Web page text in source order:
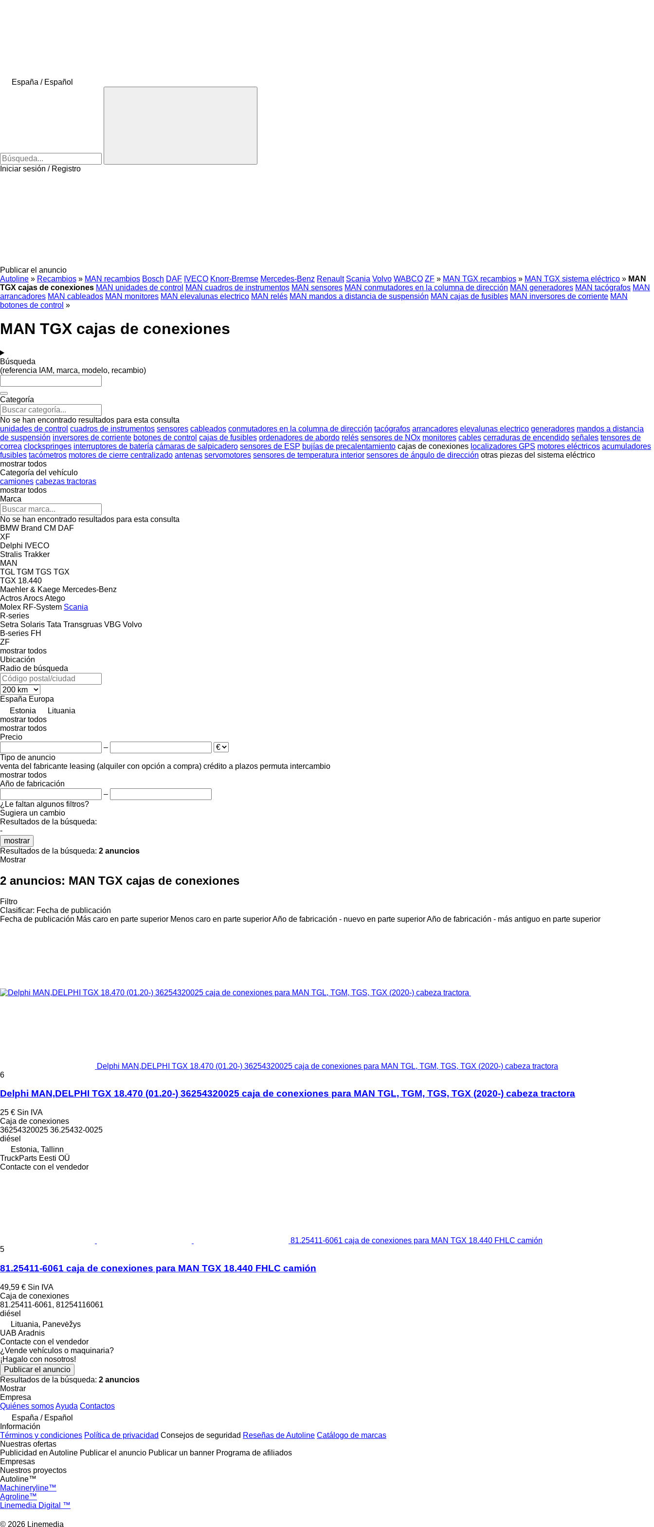
España / Español
Iniciar sesión / Registro
Publicar el anuncio
Autoline » Recambios » MAN recambios Bosch DAF IVECO Knorr-Bremse Mercedes-Benz Renault Scania Volvo WABCO ZF » MAN TGX recambios » MAN TGX sistema eléctrico » MAN
TGX cajas de conexiones MAN unidades de control MAN cuadros de instrumentos MAN sensores MAN conmutadores en la columna de dirección MAN generadores MAN tacógrafos MAN
arrancadores MAN cableados MAN monitores MAN elevalunas electrico MAN relés MAN mandos a distancia de suspensión MAN cajas de fusibles MAN inversores de corriente MAN
botones de control »
MAN TGX cajas de conexiones
Búsqueda
(referencia IAM, marca, modelo, recambio)
Categoría
No se han encontrado resultados para esta consulta
unidades de control cuadros de instrumentos sensores cableados conmutadores en la columna de dirección tacógrafos arrancadores elevalunas electrico generadores mandos a distancia
de suspensión inversores de corriente botones de control cajas de fusibles ordenadores de abordo relés sensores de NOx monitores cables cerraduras de encendido señales tensores de
correa clockspringes interruptores de batería cámaras de salpicadero sensores de ESP bujías de precalentamiento cajas de conexiones localizadores GPS motores eléctricos acumuladores
fusibles tacómetros motores de cierre centralizado antenas servomotores sensores de temperatura interior sensores de ángulo de dirección otras piezas del sistema eléctrico
mostrar todos
Categoría del vehículo
camiones cabezas tractoras
mostrar todos
Marca
No se han encontrado resultados para esta consulta
BMW Brand CM DAF
XF
Delphi IVECO
Stralis Trakker
MAN
TGL TGM TGS TGX
TGX 18.440
Maehler & Kaege Mercedes-Benz
ActrosArocsAtego
Molex RF-System Scania
R-series
Setra Solaris Tata Transgruas VBG Volvo
B-series FH
ZF
mostrar todos
Ubicación
Radio de búsqueda
España Europa
Estonia
Lituania
mostrar todos
mostrar todos
Precio
–
Tipo de anuncio
venta del fabricante leasing (alquiler con opción a compra) crédito a plazos permuta intercambio
mostrar todos
Año de fabricación
–
¿Le faltan algunos filtros?
Sugiera un cambio
Resultados de la búsqueda:
-
mostrar
Resultados de la búsqueda: 2 anuncios
Mostrar
2 anuncios: MAN TGX cajas de conexiones
Filtro
Clasificar: Fecha de publicación
Fecha de publicación Más caro en parte superior Menos caro en parte superiorAño de fabricación - nuevo en parte superiorAño de fabricación - más antiguo en parte superior
Delphi MAN,DELPHI TGX 18.470 (01.20-) 36254320025 caja de conexiones para MAN TGL, TGM, TGS, TGX (2020-) cabeza tractora
6
Delphi MAN,DELPHI TGX 18.470 (01.20-) 36254320025 caja de conexiones para MAN TGL, TGM, TGS, TGX (2020-) cabeza tractora
25 € Sin IVA
Caja de conexiones
36254320025 36.25432-0025
diésel
Estonia, Tallinn
TruckParts Eesti OÜ
Contacte con el vendedor
81.25411-6061 caja de conexiones para MAN TGX 18.440 FHLC camión
5
81.25411-6061 caja de conexiones para MAN TGX 18.440 FHLC camión
49,59 € Sin IVA
Caja de conexiones
81.25411-6061, 81254116061
diésel
Lituania, Panevėžys
UAB Aradnis
Contacte con el vendedor
¿Vende vehículos o maquinaria?
¡Hagalo con nosotros!
Publicar el anuncio
Resultados de la búsqueda: 2 anuncios
Mostrar
Empresa
Quiénes somosAyuda Contactos
España / Español
Información
Términos y condiciones Política de privacidad Consejos de seguridad Reseñas de Autoline Catálogo de marcas
Nuestras ofertas
Publicidad en Autoline Publicar el anuncio Publicar un banner Programa de afiliados
Empresas
Nuestros proyectos
Autoline™
Machineryline™
Agroline™
Linemedia Digital ™
© 2026 Linemedia